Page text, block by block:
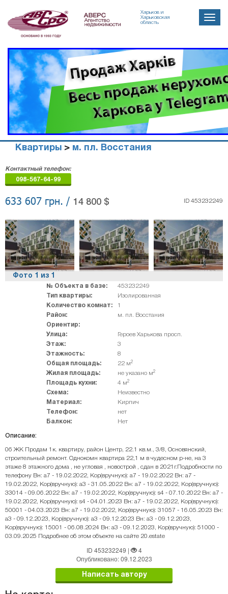
Харьков и
Харьковская
область
Toggle
Квартиры > м. пл. Восстания
недвижимости
"Аверс"
Контактный телефон:
098-567-64-99
633 607 грн. / 14 800 $ ID 453232249
Фото 1 из 1
№ Объекта в базе:
453232249
Тип квартиры:
Изолированная
Количество комнат:
1
Район:
м. пл. Восстания
Ориентир:
Улица:
Героев Харькова просп.
Этаж:
3
Этажность:
8
Общая площадь:
22 м2
Жилая площадь: не указано м2
Площадь кухни: 4 м2
Схема:
Неизвестно
Материал:
Кирпич
Телефон:
нет
Балкон:
Нет
Описание:
06 ЖК Продам 1к. квартиру, район Центр, 22.1 кв.м., 3/8, Основянский,
строительный ремонт. Однокомн квартира 22,1 м в чудесном р-не, на 3
этаже 8 этажного дома , не угловая , новострой , сдан в 2021г.Подробности по
телефону Вн: a7 - 19.02.2022, Кор(вручную): a7 - 19.02.2022 Вн: a7 -
19.02.2022, Кор(вручную): a3 - 31.05.2022 Вн: a7 - 19.02.2022, Кор(вручную):
33014 - 09.06.2022 Вн: a7 - 19.02.2022, Кор(вручную): s4 - 07.10.2022 Вн: a7 -
19.02.2022, Кор(вручную): s4 - 04.01.2023 Вн: a7 - 19.02.2022, Кор(вручную):
50001 - 04.03.2023 Вн: a7 - 19.02.2022, Кор(вручную): 31057 - 16.05.2023 Вн:
a3 - 09.12.2023, Кор(вручную): a3 - 09.12.2023 Вн: a3 - 09.12.2023,
Кор(вручную): 15001 - 06.08.2024 Вн: a3 - 09.12.2023, Кор(вручную): 51000 -
03.09.2025 Подробнее об этом объекте на сайте 20.estate
ID 453232249 |
4
Опубликовано: 09.12.2023
Написать автору